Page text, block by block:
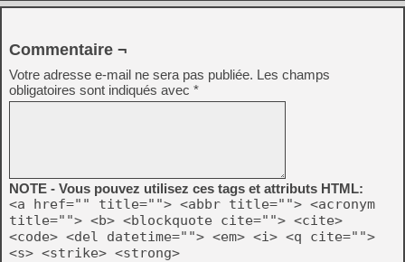
Commentaire ¬
Votre adresse e-mail ne sera pas publiée. Les champs
obligatoires sont indiqués avec *
NOTE - Vous pouvez utilisez ces tags et attributs HTML:
<a href="" title=""> <abbr title=""> <acronym
title=""> <b> <blockquote cite=""> <cite>
<code> <del datetime=""> <em> <i> <q cite="">
<s> <strike> <strong>